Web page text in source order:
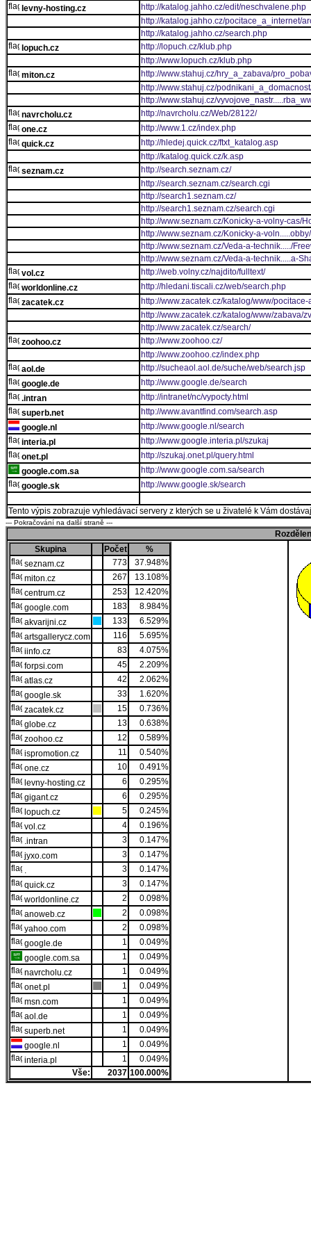
levny-hosting.cz
http://katalog.jahho.cz/edit/neschvalene.php
http://katalog.jahho.cz/pocitace_a_internet/
http://katalog.jahho.cz/search.php
lopuch.cz
http://lopuch.cz/klub.php
http://www.lopuch.cz/klub.php
miton.cz
http://www.stahuj.cz/hry_a_zabava/
http://www.stahuj.cz/
http://www.stahuj.cz/
navrcholu.cz
http://navrcholu.cz/Web/28122/
one.cz
http://www.1.cz/index.php
quick.cz
http://hledej.quick.cz/ftxt_katalog.asp
http://katalog.quick.cz/k.asp
seznam.cz
http://search.seznam.cz/
http://search.seznam.cz/search.cgi
http://search1.seznam.cz/
http://search1.seznam.cz/search.cgi
http://www.seznam.cz/Konicky-a-volny-cas/
http://www.seznam.cz/Konicky-a-
http://www.seznam.cz/Veda-a-technik...../
http://www.seznam.cz/Veda-a-technik.....a-
vol.cz
http://web.volny.cz/najdito/fulltext/
worldonline.cz
http://hledani.tiscali.cz/web/search.php
zacatek.cz
http://www.zacatek.cz/katalog/www/
http://www.zacatek.cz/katalog/www/zabava/
http://www.zacatek.cz/search/
zoohoo.cz
http://www.zoohoo.cz/
http://www.zoohoo.cz/index.php
aol.de
http://sucheaol.aol.de/suche/web/search.jsp
google.de
http://www.google.de/search
.intran
http://intranet/nc/vypocty.html
superb.net
http://www.avantfind.com/search.asp
google.nl
http://www.google.nl/search
interia.pl
http://www.google.interia.pl/szukaj
onet.pl
http://szukaj.onet.pl/query.html
google.com.sa
http://www.google.com.sa/search
google.sk
http://www.google.sk/search
Tento výpis zobrazuje vyhledávací servery z kterých se u živatelé k Vám
--- Pokračování na další straně ---
Skupina
Počet
%
seznam.cz
773
37.948%
miton.cz
267
13.108%
centrum.cz
253
12.420%
google.com
183
8.984%
akvarijni.cz
133
6.529%
artsgallerycz.com
116
5.695%
iinfo.cz
83
4.075%
forpsi.com
45
2.209%
atlas.cz
42
2.062%
google.sk
33
1.620%
zacatek.cz
15
0.736%
globe.cz
13
0.638%
zoohoo.cz
12
0.589%
ispromotion.cz
11
0.540%
one.cz
10
0.491%
levny-hosting.cz
6
0.295%
gigant.cz
6
0.295%
lopuch.cz
5
0.245%
vol.cz
4
0.196%
.intran
3
0.147%
jyxo.com
3
0.147%
.
3
0.147%
quick.cz
3
0.147%
worldonline.cz
2
0.098%
anoweb.cz
2
0.098%
yahoo.com
2
0.098%
google.de
1
0.049%
google.com.sa
1
0.049%
navrcholu.cz
1
0.049%
onet.pl
1
0.049%
msn.com
1
0.049%
aol.de
1
0.049%
superb.net
1
0.049%
google.nl
1
0.049%
interia.pl
1
0.049%
Vše:
2037 100.000%